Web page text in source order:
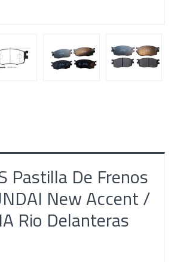
Pastilla De Frenos
New Accent /
Rio Delanteras